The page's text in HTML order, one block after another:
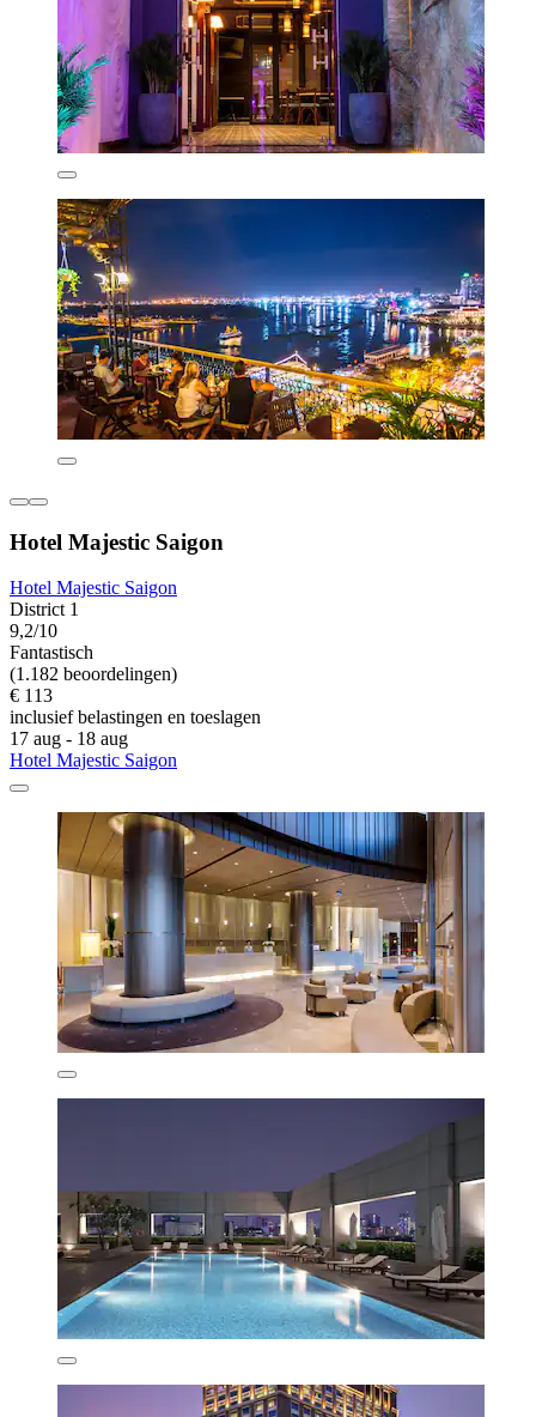
Hotel Majestic Saigon
Hotel Majestic Saigon
District 1
9,2/10
Fantastisch
(1.182 beoordelingen)
€ 113
inclusief belastingen en toeslagen
17 aug - 18 aug
Hotel Majestic Saigon